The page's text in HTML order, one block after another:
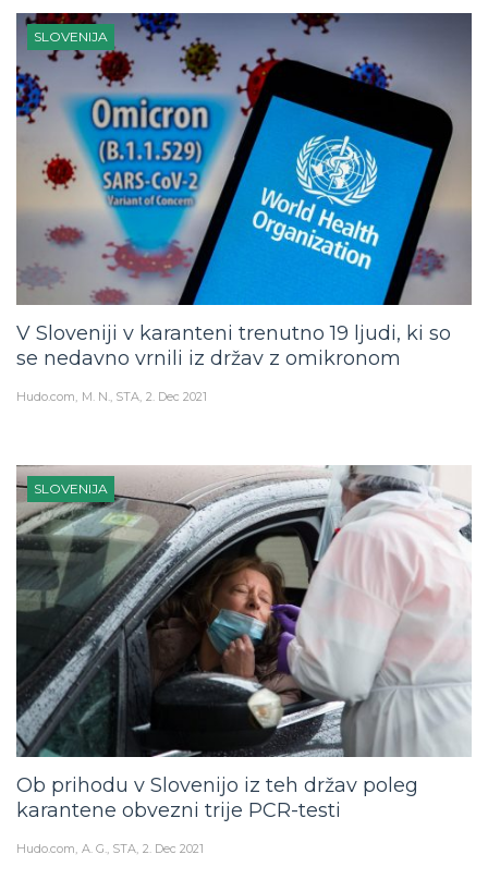
SLOVENIJA
V Sloveniji v karanteni trenutno 19 ljudi, ki so
se nedavno vrnili iz držav z omikronom
Hudo.com M. N., STA 2. Dec 2021
SLOVENIJA
Ob prihodu v Slovenijo iz teh držav poleg
karantene obvezni trije PCR-testi
Hudo.com A. G., STA 2. Dec 2021